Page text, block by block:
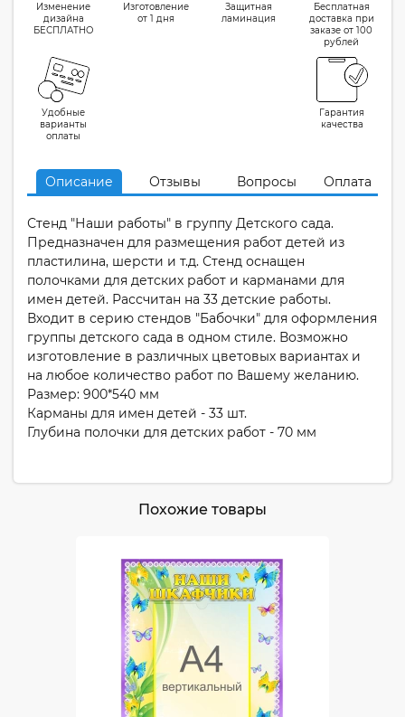
Изменение
дизайна
БЕСПЛАТНО
Изготовление
от 1 дня
Защитная
ламинация
Бесплатная
доставка при
заказе от 100
рублей
Удобные
варианты
оплаты
Гарантия
качества
Описание Отзывы Вопросы Оплата
Стенд "Наши работы" в группу Детского сада.
Предназначен для размещения работ детей из
пластилина, шерсти и т.д. Стенд оснащен
полочками для детских работ и карманами для
имен детей. Рассчитан на 33 детские работы.
Входит в серию стендов "Бабочки" для оформления
группы детского сада в одном стиле. Возможно
изготовление в различных цветовых вариантах и
на любое количество работ по Вашему желанию.
Размер: 900*540 мм
Карманы для имен детей - 33 шт.
Глубина полочки для детских работ - 70 мм
Похожие товары